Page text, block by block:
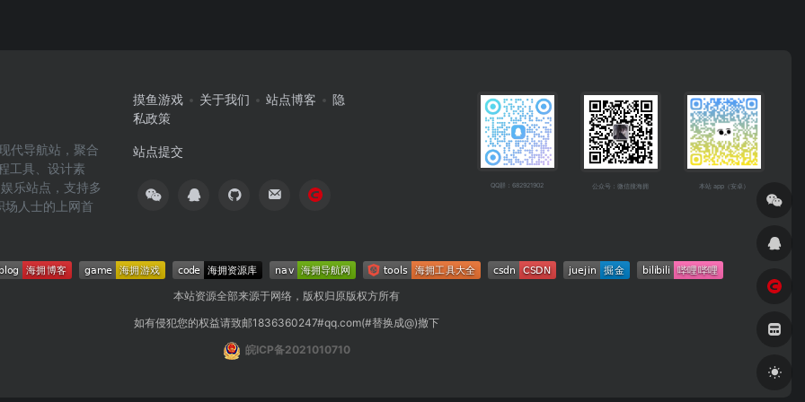
代导航站，聚合
工具、设计素
乐站点，支持多
场人士的上网首
摸鱼游戏 关于我们 站点博客
隐
私政策
站点提交
QQ群：682921902 公众号：微信搜海拥 本站 app（安卓）
本站资源全部来源于网络，版权归原版权方所有
如有侵犯您的权益请致邮1836360247#qq.com(#替换成@)撤下
皖ICP备2021010710